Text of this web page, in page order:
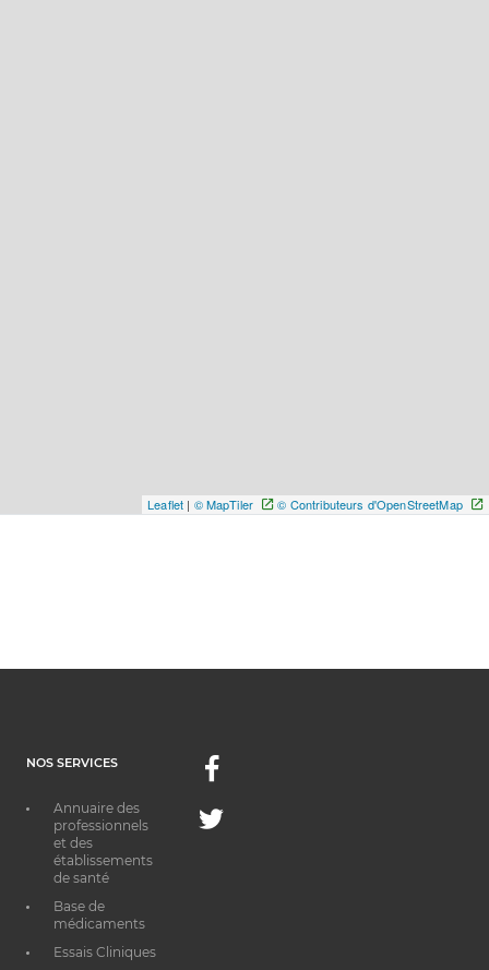
Leaflet | © MapTiler © Contributeurs d'OpenStreetMap
NOS SERVICES
Annuaire des
professionnels
et des
établissements
de santé
Base de
médicaments
Essais Cliniques
Facebook
Twitter